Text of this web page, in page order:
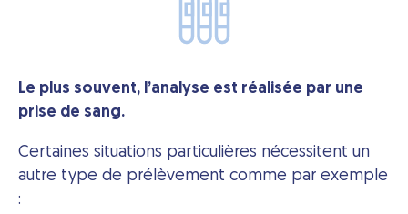
Le plus souvent, l’analyse est réalisée par une
prise de sang.
Certaines situations particulières nécessitent un
autre type de prélèvement comme par exemple
: